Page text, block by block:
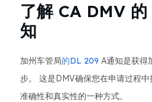
了解 CA DMV
知
加州车管局的DL 209 A通知是获得
步。 这是DMV确保您在申请过程
准确性和真实性的一种方式。